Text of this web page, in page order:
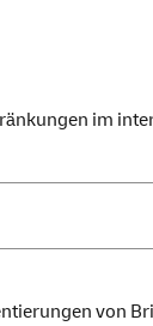
im
von